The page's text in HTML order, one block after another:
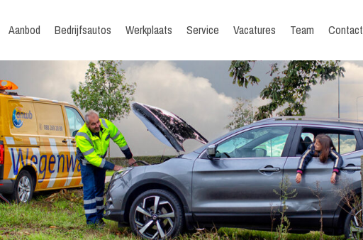
Aanbod Bedrijfsautos Werkplaats Service Vacatures Team Contact